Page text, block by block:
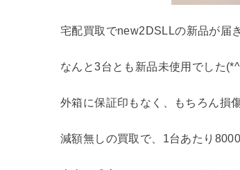
宅配買取でnew2DSLLの新品が届
なんと3台とも新品未使用でした
外箱に保証印もなく、もちろん損
減額無しの買取で、1台あたり